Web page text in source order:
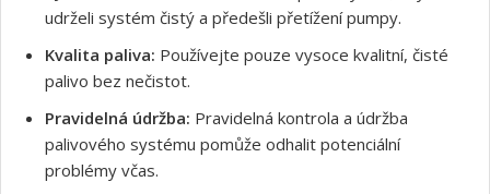
udrželi systém čistý a předešli přetížení pumpy.
Kvalita paliva: Používejte pouze vysoce kvalitní, čisté
palivo bez nečistot.
Pravidelná údržba: Pravidelná kontrola a údržba
palivového systému pomůže odhalit potenciální
problémy včas.